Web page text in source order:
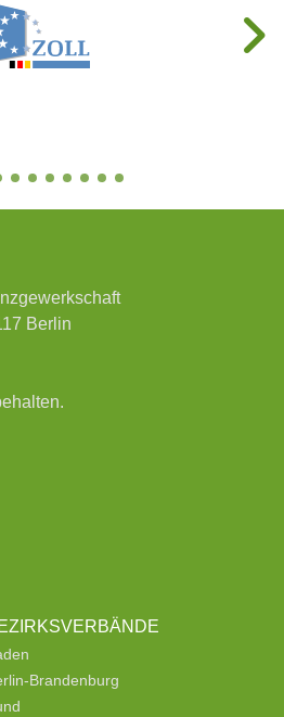
Berlin
Brandenburg